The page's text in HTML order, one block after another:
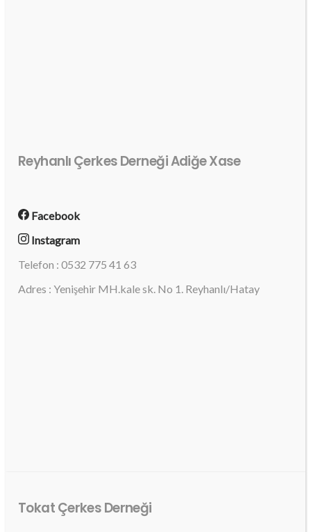
Reyhanlı Çerkes Derneği Adiğe Xase
Facebook
Instagram
Telefon : 0532 775 41 63
Adres : Yenişehir MH.kale sk. No 1. Reyhanlı/Hatay
Tokat Çerkes Derneği